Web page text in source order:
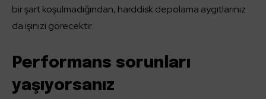
bir şart koşulmadığından, harddisk depolama aygıtlarınız
da işinizi görecektir.
Performans sorunları
yaşıyorsanız